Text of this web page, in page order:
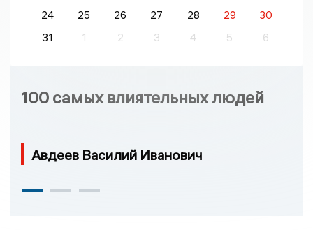
24
25 26 27 28 29
30
31
1 2 3 4 5 6
100 самых влиятельных людей
Авдеев Василий Иванович